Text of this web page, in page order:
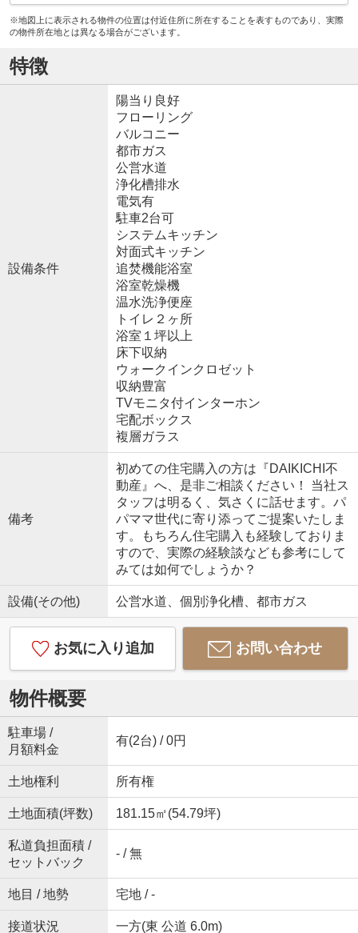
※地図上に表示される物件の位置は付近住所に所在することを表すものであり、実際
の物件所在地とは異なる場合がございます。
特徴
設備条件
陽当り良好
フローリング
バルコニー
都市ガス
公営水道
浄化槽排水
電気有
駐車2台可
システムキッチン
対面式キッチン
追焚機能浴室
浴室乾燥機
温水洗浄便座
トイレ２ヶ所
浴室１坪以上
床下収納
ウォークインクロゼット
収納豊富
TVモニタ付インターホン
宅配ボックス
複層ガラス
備考
初めての住宅購入の方は『DAIKICHI不
動産』へ、是非ご相談ください！ 当社ス
タッフは明るく、気さくに話せます。パ
パママ世代に寄り添ってご提案いたしま
す。もちろん住宅購入も経験しておりま
すので、実際の経験談なども参考にして
みては如何でしょうか？
設備(その他) 公営水道、個別浄化槽、都市ガス
お気に入り追加 お問い合わせ
物件概要
駐車場 /
月額料金
有(2台) / 0円
土地権利 所有権
土地面積(坪数) 181.15㎡(54.79坪)
私道負担面積 /
セットバック
- / 無
地目 / 地勢 宅地 / -
接道状況 一方(東 公道 6.0m)